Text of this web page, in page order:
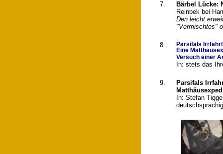
7.
Bärbel Lücke:
Reinbek bei
Den leicht
"Vermischtes"
8.
Parsifals
Eine
Versuch einer
In: stets das
9.
Parsifals
In: Stefan